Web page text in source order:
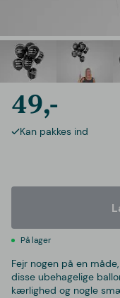
49,-
Kan pakkes ind
På lager
Fejr nogen på en
disse ubehagelige
kærlighed og nogle